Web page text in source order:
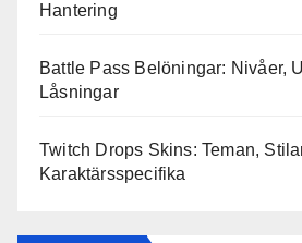
Hantering
Battle Pass Belöningar: Nivåer,
Låsningar
Twitch Drops Skins: Teman,
Karaktärsspecifika